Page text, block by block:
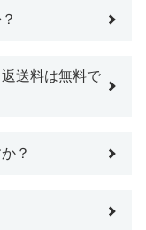
送料は無料で
？